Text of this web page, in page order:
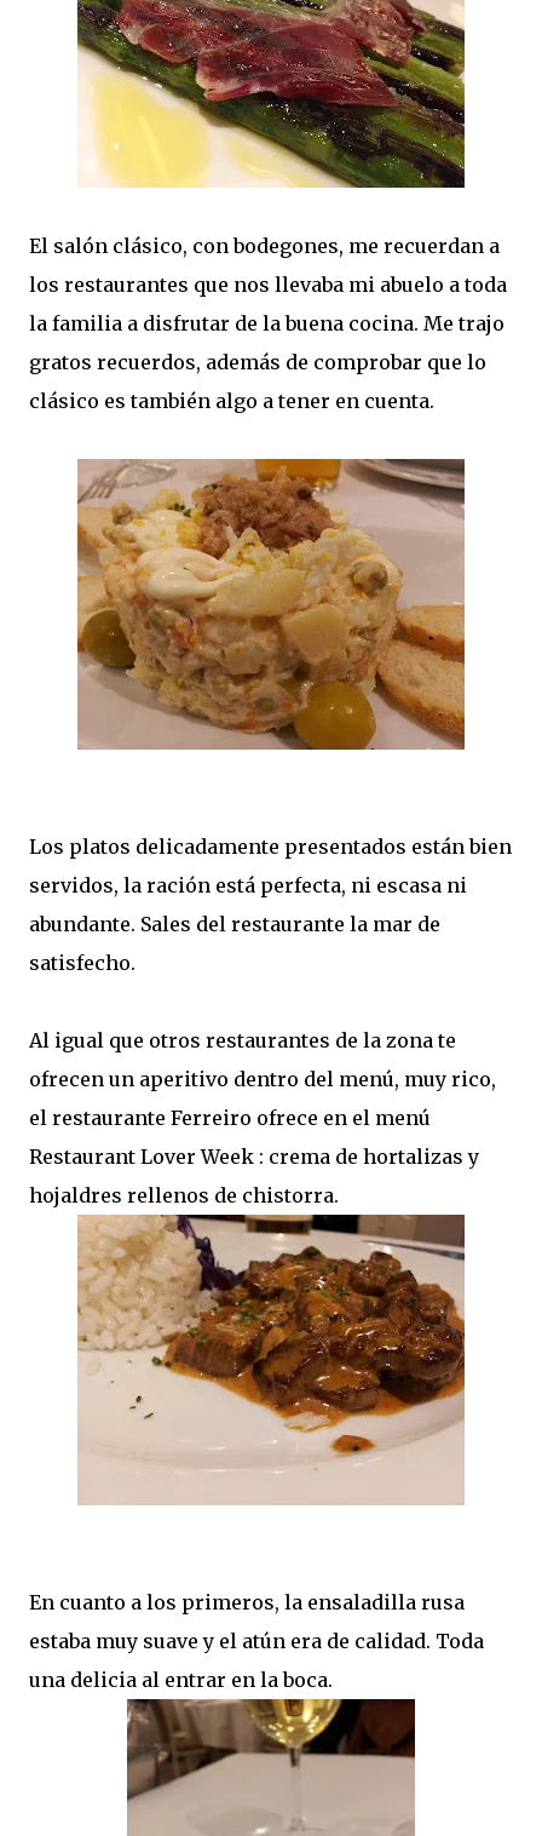
El salón clásico, con bodegones, me recuerdan a
los restaurantes que nos llevaba mi abuelo a toda
la familia a disfrutar de la buena cocina. Me trajo
gratos recuerdos, además de comprobar que lo
clásico es también algo a tener en cuenta.
Los platos delicadamente presentados están bien
servidos, la ración está perfecta, ni escasa ni
abundante. Sales del restaurante la mar de
satisfecho.
Al igual que otros restaurantes de la zona te
ofrecen un aperitivo dentro del menú, muy rico,
el restaurante Ferreiro ofrece en el menú
Restaurant Lover Week : crema de hortalizas y
hojaldres rellenos de chistorra.
En cuanto a los primeros, la ensaladilla rusa
estaba muy suave y el atún era de calidad. Toda
una delicia al entrar en la boca.